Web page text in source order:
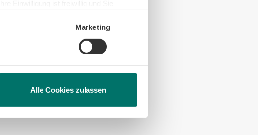
Marketing
Alle Cookies zulassen